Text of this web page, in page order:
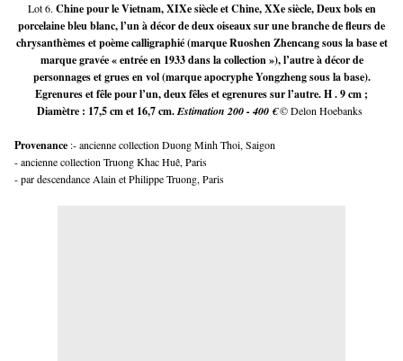
Lot 6. Chine pour le Vietnam, XIXe siècle et Chine, XXe siècle, Deux bols en
porcelaine bleu blanc, l’un à décor de deux oiseaux sur une branche de fleurs de
chrysanthèmes et poème calligraphié (marque Ruoshen Zhencang sous la base et
marque gravée « entrée en 1933 dans la collection »), l’autre à décor de
personnages et grues en vol (marque apocryphe Yongzheng sous la base).
Egrenures et fêle pour l’un, deux fêles et egrenures sur l’autre. H . 9 cm ;
Diamètre : 17,5 cm et 16,7 cm.Estimation 200 - 400 €© Delon Hoebanks
Provenance :- ancienne collection Duong Minh Thoi, Saigon
- ancienne collection Truong Khac Huê, Paris
- par descendance Alain et Philippe Truong, Paris